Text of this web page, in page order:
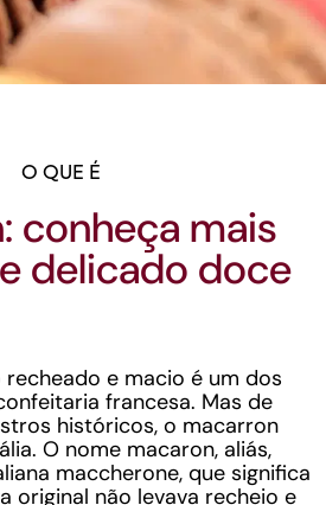
O QUE É
conheça mais
delicado doce
e macio é um dos
francesa. Mas de
históricos, o macarron
O nome macaron, aliás,
maccherone, que significa
original não levava recheio e